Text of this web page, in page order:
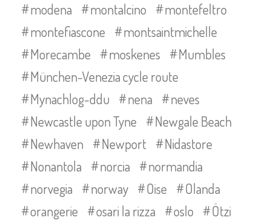
modena
montalcino
montefeltro
montefiascone
montsaintmichelle
Morecambe
moskenes
Mumbles
München-Venezia cycle route
Mynachlog-ddu
nena
neves
Newcastle upon Tyne
Newgale Beach
Newhaven
Newport
Nidastore
Nonantola
norcia
normandia
norvegia
norway Oise
Olanda
orangerie
osari la rizza oslo
Ötzi